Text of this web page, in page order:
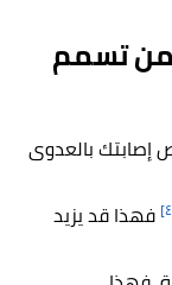
من تسمم
إصابتك بالعدوى
فهذا قد يزيد